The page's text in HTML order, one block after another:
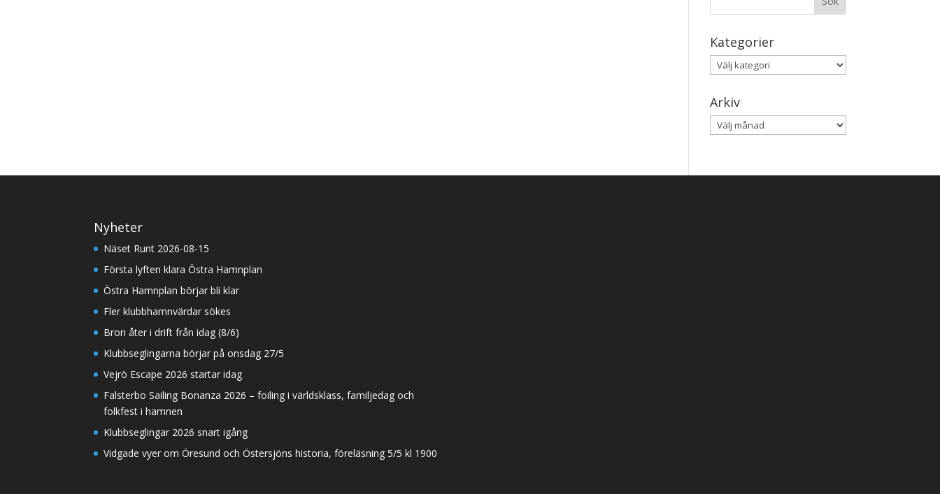
Kategorier
Kategorier
Arkiv
Arkiv
Nyheter
Näset Runt 2026-08-15
Första lyften klara Östra Hamnplan
Östra Hamnplan börjar bli klar
Fler klubbhamnvärdar sökes
Bron åter i drift från idag (8/6)
Klubbseglingarna börjar på onsdag 27/5
Vejrö Escape 2026 startar idag
Falsterbo Sailing Bonanza 2026 – foiling i världsklass, familjedag och
folkfest i hamnen
Klubbseglingar 2026 snart igång
Vidgade vyer om Öresund och Östersjöns historia, föreläsning 5/5 kl 1900